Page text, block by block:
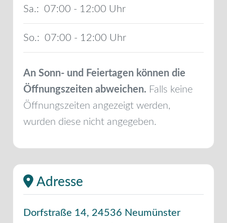
Sa.: 07:00 - 12:00
So.: 07:00 - 12:00
An Sonn- und Feiertagen können die
Öffnungszeiten abweichen. Falls keine
Öffnungszeiten angezeigt werden,
wurden diese nicht angegeben.
Adresse
Dorfstraße 14, 24536 Neumünster